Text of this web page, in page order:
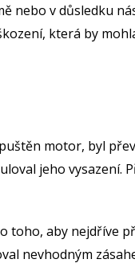
nebo v důsledku
která by
motor, byl
jeho vysazení.
toho, aby nejdříve
nevhodným